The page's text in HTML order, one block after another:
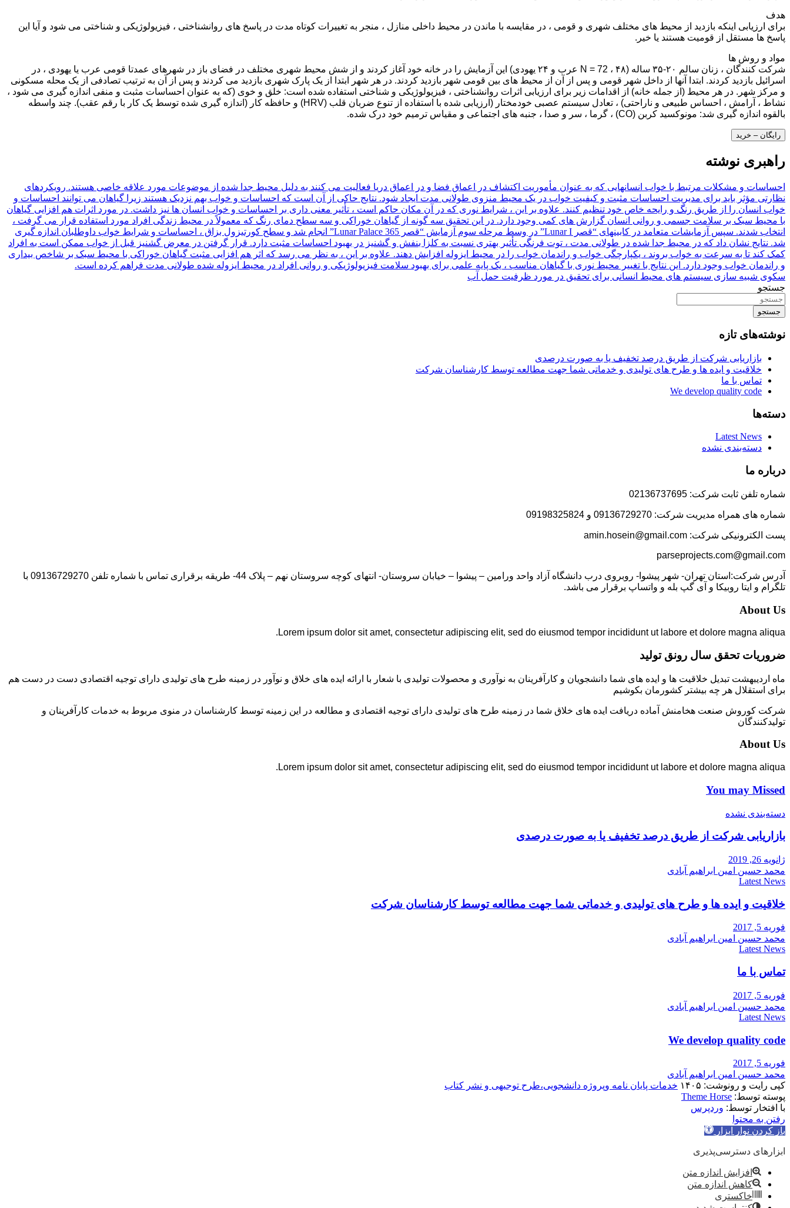
هدف
برای ارزیابی اینکه بازدید از محیط های مختلف شهری و قومی ، در مقایسه با ماندن در محیط داخلی منازل ، منجر به تغییرات کوتاه مدت در پاسخ های روانشناختی ، فیزیولوژیکی و شناختی می شود و آیا این
پاسخ ها مستقل از قومیت هستند یا خیر.
مواد و روش ها
شرکت کنندگان ، زنان سالم ۲۰-۳۵ ساله (N = 72 ، ۴۸ عرب و ۲۴ یهودی) این آزمایش را در خانه خود آغاز کردند و از شش محیط شهری مختلف در فضای باز در شهرهای عمدتا قومی عرب یا یهودی ، در
اسرائیل بازدید کردند. ابتدا آنها از داخل شهر قومی و پس از آن از محیط های بین قومی شهر بازدید کردند. در هر شهر ابتدا از یک پارک شهری بازدید می کردند و پس از آن به ترتیب تصادفی از یک محله مسکونی
و مرکز شهر. در هر محیط (از جمله خانه) از اقدامات زیر برای ارزیابی اثرات روانشناختی ، فیزیولوژیکی و شناختی استفاده شده است: خلق و خوی (که به عنوان احساسات مثبت و منفی اندازه گیری می شود ،
نشاط ، آرامش ، احساس طبیعی و ناراحتی) ، تعادل سیستم عصبی خودمختار (ارزیابی شده با استفاده از تنوع ضربان قلب (HRV) و حافظه کار (اندازه گیری شده توسط یک کار با رقم عقب). چند واسطه
بالقوه اندازه گیری شد: مونوکسید کربن (CO) ، گرما ، سر و صدا ، جنبه های اجتماعی و مقیاس ترمیم خود درک شده.
رایگان – خرید
راهبری نوشته
احساسات و مشکلات مرتبط با خواب انسانهایی که به عنوان مأموریت اکتشاف در اعماق فضا و در اعماق دریا فعالیت می کنند به دلیل محیط جدا شده از موضوعات مورد علاقه خاصی هستند. رویکردهای
نظارتی مؤثر باید برای مدیریت احساسات مثبت و کیفیت خواب در یک محیط منزوی طولانی مدت ایجاد شود. نتایج حاکی از آن است که احساسات و خواب بهم نزدیک هستند زیرا گیاهان می توانند احساسات و
خواب انسان را از طریق رنگ و رایحه خاص خود تنظیم کنند. علاوه بر این ، شرایط نوری که در آن مکان حاکم است ، تأثیر معنی داری بر احساسات و خواب انسان ها نیز داشت. در مورد اثرات هم افزایی گیاهان
با محیط سبک بر سلامت جسمی و روانی انسان گزارش های کمی وجود دارد. در این تحقیق سه گونه از گیاهان خوراکی و سه سطح دمای رنگ که معمولاً در محیط زندگی افراد مورد استفاده قرار می گرفت ،
انتخاب شدند. سپس آزمایشات متعامد در کابینهای “قصر Lunar I” در وسط مرحله سوم آزمایش “قصر Lunar Palace 365” انجام شد و سطح کورتیزول بزاق ، احساسات و شرایط خواب داوطلبان اندازه گیری
شد. نتایج نشان داد که در محیط جدا شده در طولانی مدت ، توت فرنگی تأثیر بهتری نسبت به کلزا بنفش و گشنیز در بهبود احساسات مثبت دارد. قرار گرفتن در معرض گشنیز قبل از خواب ممکن است به افراد
کمک کند تا به سرعت به خواب بروند ، یکپارچگی خواب و راندمان خواب را در محیط ایزوله افزایش دهند. علاوه بر این ، به نظر می رسد که اثر هم افزایی مثبت گیاهان خوراکی با محیط سبک بر شاخص بیداری
و راندمان خواب وجود دارد. این نتایج با تغییر محیط نوری با گیاهان مناسب ، یک پایه علمی برای بهبود سلامت فیزیولوژیکی و روانی افراد در محیط ایزوله شده طولانی مدت فراهم کرده است.
سکوی شبیه سازی سیستم های محیط انسانی برای تحقیق در مورد ظرفیت حمل آب
جستجو
جستجو
نوشته‌های تازه
بازاریابی شرکت از طریق درصد تخفیف یا به صورت درصدی
خلاقیت و ایده ها و طرح های تولیدی و خدماتی شما جهت مطالعه توسط کارشناسان شرکت
تماس با ما
We develop quality code
دسته‌ها
Latest News
دسته‌بندی نشده
درباره ما
شماره تلفن ثابت شرکت: 02136737695
شماره های همراه مدیریت شرکت: 09136729270 و 09198325824
پست الکترونیکی شرکت: amin.hosein@gmail.com
parseprojects.com@gmail.com
آدرس شرکت:استان تهران- شهر پیشوا- روبروی درب دانشگاه آزاد واحد ورامین – پیشوا – خیابان سروستان- انتهای کوچه سروستان نهم – پلاک 44- طریقه برقراری تماس با شماره تلفن 09136729270 با
تلگرام و ایتا روبیکا و آی گپ بله و واتساپ برقرار می باشد.
About Us
Lorem ipsum dolor sit amet, consectetur adipiscing elit, sed do eiusmod tempor incididunt ut labore et dolore magna aliqua.
ضروریات تحقق سال رونق تولید
ماه اردیبهشت تبدیل خلاقیت ها و ایده های شما دانشجویان و کارآفرینان به نوآوری و محصولات تولیدی با شعار با ارائه ایده های خلاق و نوآور در زمینه طرح های تولیدی دارای توجیه اقتصادی دست در دست هم
برای استقلال هر چه بیشتر کشورمان بکوشیم
شرکت کوروش صنعت هخامنش آماده دریافت ایده های خلاق شما در زمینه طرح های تولیدی دارای توجیه اقتصادی و مطالعه در این زمینه توسط کارشناسان در منوی مربوط به خدمات کارآفرینان و
تولیدکنندگان
About Us
Lorem ipsum dolor sit amet, consectetur adipiscing elit, sed do eiusmod tempor incididunt ut labore et dolore magna aliqua.
You may Missed
دسته‌بندی نشده
بازاریابی شرکت از طریق درصد تخفیف یا به صورت درصدی
ژانویه 26, 2019
محمد حسین امین ابراهیم آبادی
Latest News
خلاقیت و ایده ها و طرح های تولیدی و خدماتی شما جهت مطالعه توسط کارشناسان شرکت
فوریه 5, 2017
محمد حسین امین ابراهیم آبادی
Latest News
تماس با ما
فوریه 5, 2017
محمد حسین امین ابراهیم آبادی
Latest News
We develop quality code
فوریه 5, 2017
محمد حسین امین ابراهیم آبادی
کپی رایت و رونوشت: ۱۴۰۵
خدمات پایان نامه وپروژه دانشجویی،طرح توجیهی و نشر کتاب
پوسته توسط: Theme Horse
با افتخار توسط: وردپرس
رفتن به محتوا
باز کردن نوار ابزار
ابزارهای دسترسی‌پذیری
افزایش اندازه متن
کاهش اندازه متن
خاکستری